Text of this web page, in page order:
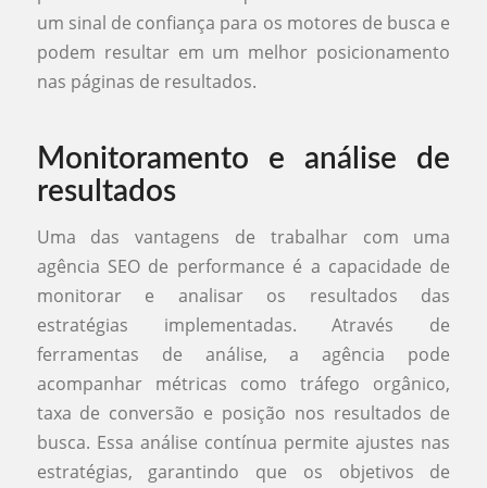
um sinal de confiança para os motores de busca e
podem resultar em um melhor posicionamento
nas páginas de resultados.
Monitoramento e análise de
resultados
Uma das vantagens de trabalhar com uma
agência SEO de performance é a capacidade de
monitorar e analisar os resultados das
estratégias implementadas. Através de
ferramentas de análise, a agência pode
acompanhar métricas como tráfego orgânico,
taxa de conversão e posição nos resultados de
busca. Essa análise contínua permite ajustes nas
estratégias, garantindo que os objetivos de